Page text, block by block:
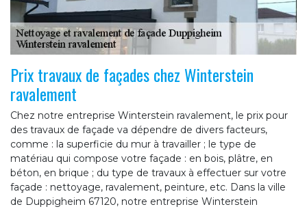
Prix travaux de façades chez Winterstein
ravalement
Chez notre entreprise Winterstein ravalement, le prix pour
des travaux de façade va dépendre de divers facteurs,
comme : la superficie du mur à travailler ; le type de
matériau qui compose votre façade : en bois, plâtre, en
béton, en brique ; du type de travaux à effectuer sur votre
façade : nettoyage, ravalement, peinture, etc. Dans la ville
de Duppigheim 67120, notre entreprise Winterstein